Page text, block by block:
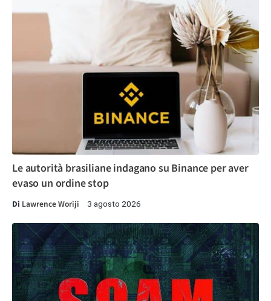
Le autorità brasiliane indagano su Binance per aver
evaso un ordine stop
Di Lawrence Woriji 3 agosto 2026